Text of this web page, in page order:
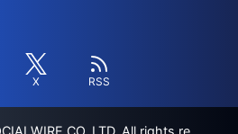
X RSS